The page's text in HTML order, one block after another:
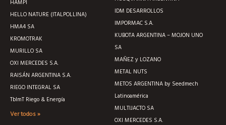
HAMPI
HELLO NATURE (ITALPOLLINA)
HMA4 SA
KROMOTRAK
MURILLO SA
OXI MERCEDES S.A.
RAISÁN ARGENTINA S.A.
RIEGO INTEGRAL SA
TblmT Riego & Energía
Ver todos »
IDM DESARROLLOS
IMPORMAC S.A.
KUBOTA ARGENTINA – MOJON UNO
SA
MAÑEZ y LOZANO
METAL NUTS
METOS ARGENTINA by Seedmech
Latinoamérica
MULTIJACTO SA
OXI MERCEDES S.A.